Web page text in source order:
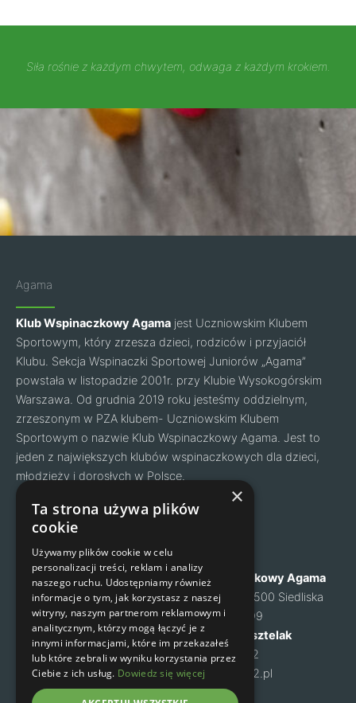
Siła rośnie z każdym chwytem, odwaga z każdym krokiem.
Agama
Klub Wspinaczkowy Agama jest Uczniowskim Klubem
Sportowym, który zrzesza dzieci, rodziców i przyjaciół
Klubu. Sekcja Wspinaczki Sportowej Juniorów „Agama”
powstała w listopadzie 2001r. przy Klubie Wysokogórskim
Warszawa. Od grudnia 2019 roku jesteśmy oddzielnym,
zrzeszonym w PZA klubem- Uczniowskim Klubem
Sportowym o nazwie Klub Wspinaczkowy Agama. Jest to
jeden z największych klubów wspinaczkowych dla dzieci,
młodzieży i dorosłych w Polsce.
Facebook
Instagram
O nas
Cennik
Zapisy na zajęcia
Kontakt
Regulamin
Polityka prywatności
Klub Wspinaczkowy Agama
ul. Mysia 6, 05-500 Siedliska
NIP: 1231460699
Małgorzata Kusztelak
tel. 502 637 072
m-kusztelak@o2.pl
×
Ta strona używa plików
cookie
Używamy plików cookie w celu
personalizacji treści, reklam i analizy
naszego ruchu. Udostępniamy również
informacje o tym, jak korzystasz z naszej
witryny, naszym partnerom reklamowym i
analitycznym, którzy mogą łączyć je z
innymi informacjami, które im przekazałeś
lub które zebrali w wyniku korzystania przez
Ciebie z ich usług. Dowiedz się więcej